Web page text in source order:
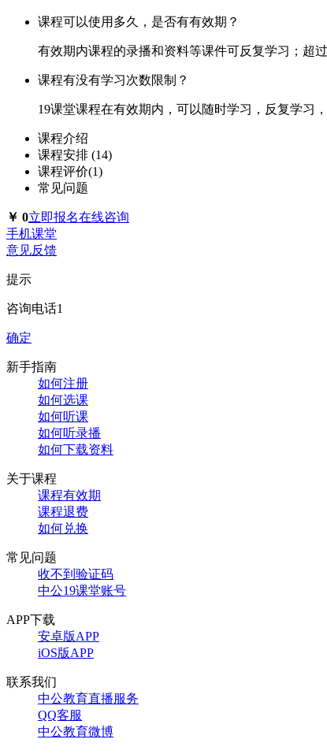
课程可以使用多久，是否有有效期？
有效期内课程的录播和资料等课件可反复学习；超
课程有没有学习次数限制？
19课堂课程在有效期内，可以随时学习，反复学习
课程介绍
课程安排 (14)
课程评价(1)
常见问题
￥ 0立即报名在线咨询
手机课堂
意见反馈
提示
咨询电话1
确定
新手指南
如何注册
如何选课
如何听课
如何听录播
如何下载资料
关于课程
课程有效期
课程退费
如何兑换
常见问题
收不到验证码
中公19课堂账号
APP下载
安卓版APP
iOS版APP
联系我们
中公教育直播服务
QQ客服
中公教育微博